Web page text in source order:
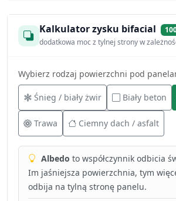
Kalkulator zysku bifacial
dodatkowa moc z tylnej strony w
Wybierz rodzaj powierzchni pod
Śnieg / biały żwir Biały beton
Trawa Ciemny dach / asfalt
Albedo to współczynnik odbicia
Im jaśniejsza powierzchnia, tym
odbija na tylną stronę panelu.